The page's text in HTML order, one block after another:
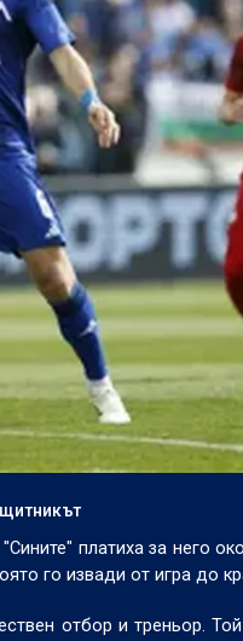
платиха за него
го извади от игра до
отбор и треньор.